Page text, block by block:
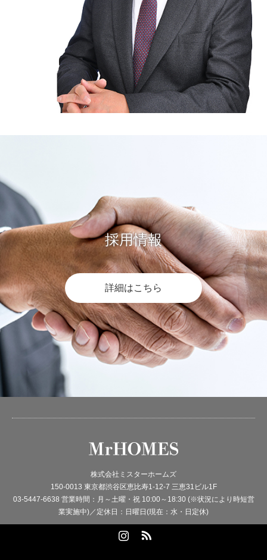
採用情報
詳細はこちら
株式会社ミスターホームズ
150-0013 東京都渋谷区恵比寿1-12-7 三恵31ビル1F
03-5447-6638 営業時間：月～土曜・祝 10:00～18:30 (※状況により時短営
業実施中)／定休日：日曜日(現在：水・日定休)